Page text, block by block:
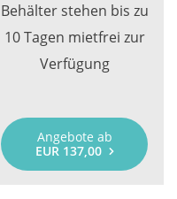
Behälter stehen bis zu
10 Tagen mietfrei zur
Verfügung
Angebote ab
EUR 137,00